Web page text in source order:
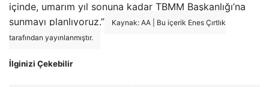
içinde, umarım yıl sonuna kadar TBMM Başkanlığı’na
sunmayı planlıyoruz.”
Kaynak: AA | Bu içerik Enes Çırtlık
tarafından yayınlanmıştır.
İlginizi Çekebilir